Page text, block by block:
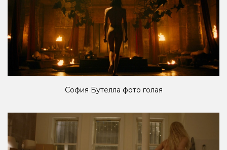
София Бутелла фото голая